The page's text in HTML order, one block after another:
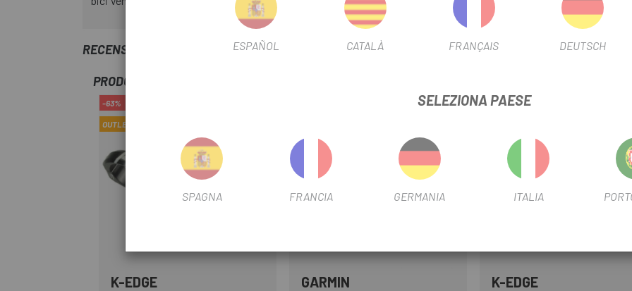
RECENSIONI TRUSTED SHOPS
PRODOTTI SIMILI
-63%
OUTLET
K-EDGE GARMIN K-EDGE
ESPAÑOL CATALÀ FRANÇAIS DEUTSCH
SELEZIONA PAESE
SPAGNA FRANCIA GERMANIA ITALIA